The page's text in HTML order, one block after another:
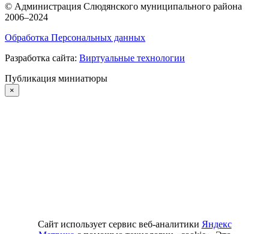
© Администрация Слюдянского муниципального района
2006–2024
Обработка Персональных данных
Разработка сайта: Виртуальные технологии
Публикация миниатюры
×
Сайт использует сервис веб-аналитики Яндекс